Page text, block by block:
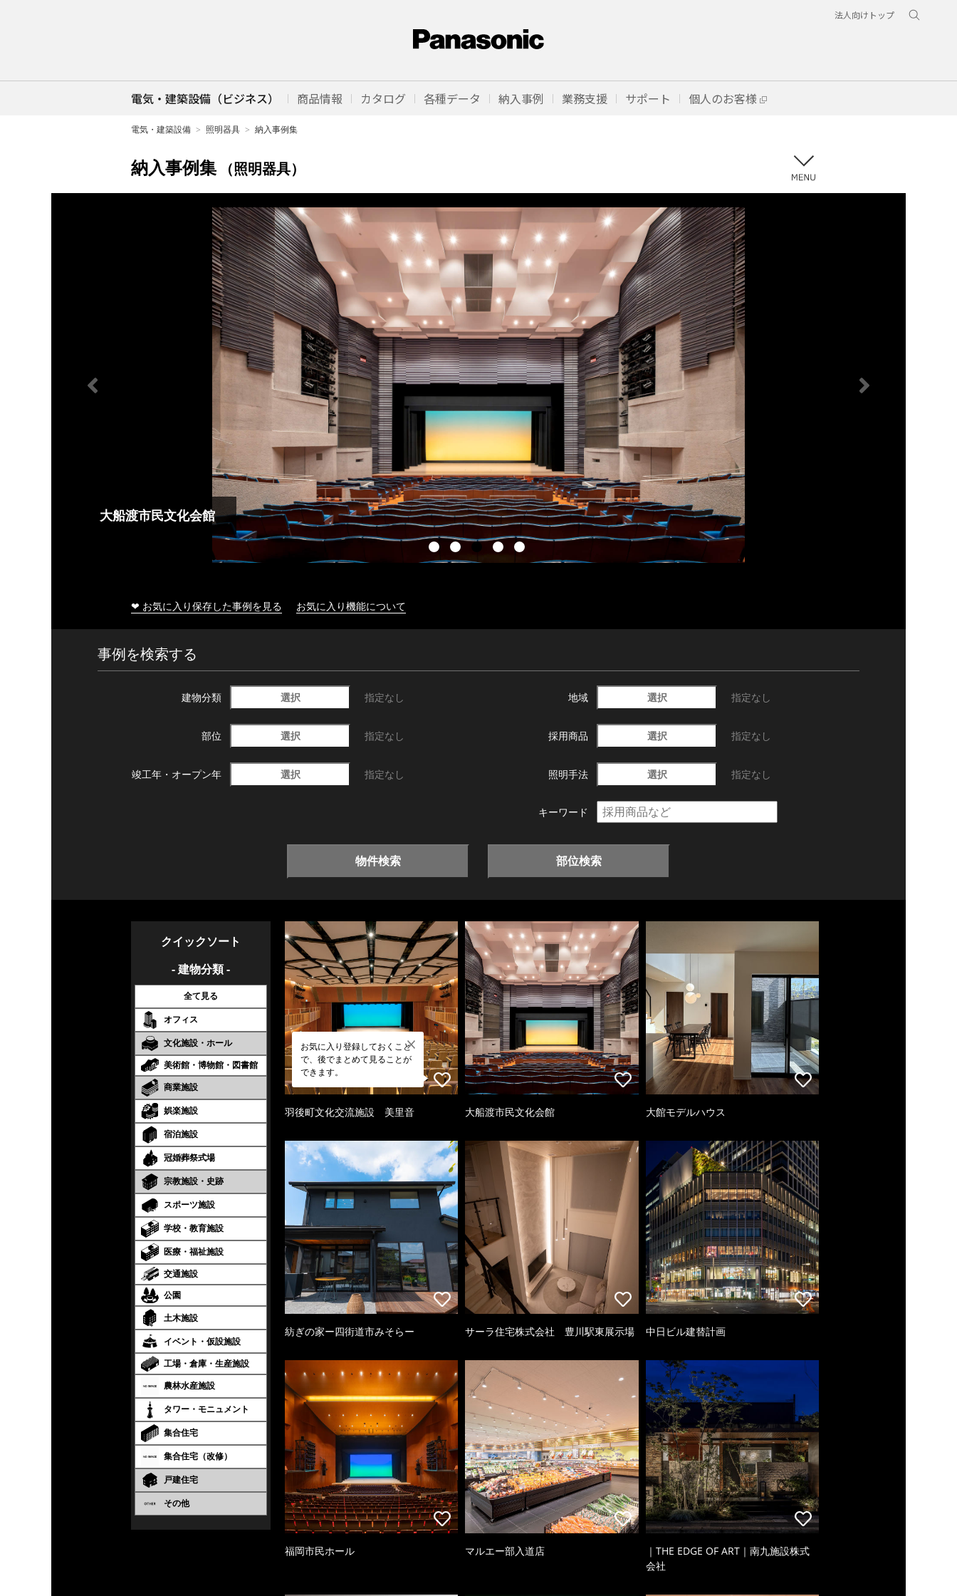
法人向けトップ
電気・建築設備（ビジネス） 商品情報 カタログ 各種データ 納入事例 業務支援 サポート 個人のお客様
電気・建築設備 照明器具 納入事例集
納入事例集 （照明器具）
大船渡市民文化会館
❤ お気に入り保存した事例を見る お気に入り機能について
事例を検索する
建物分類 選択 指定なし 地域 選択 指定なし
部位 選択 指定なし 採用商品 選択 指定なし
竣工年・ オープン年 選択 指定なし 照明手法 選択 指定なし
キーワード
物件検索 部位検索
クイックソート
- 建物分類 -
全て見る
オフィス
文化施設・ホール
美術館・博物館・図書館
商業施設
娯楽施設
宿泊施設
冠婚葬祭式場
宗教施設・史跡
スポーツ施設
学校・教育施設
医療・福祉施設
交通施設
公園
土木施設
イベント・仮設施設
工場・倉庫・生産施設
農林水産施設
タワー・モニュメント
集合住宅
集合住宅（改修）
戸建住宅
その他
お気に入り登録しておくこと
で、後でまとめて見ることが
できます。
羽後町文化交流施設 美里音 大船渡市民文化会館 大館モデルハウス
紡ぎの家ー四街道市みそらー サーラ住宅株式会社 豊川駅東展示場 中日ビル建替計画
福岡市民ホール マルエー部入道店
｜THE EDGE OF ART｜南九施設株式
会社